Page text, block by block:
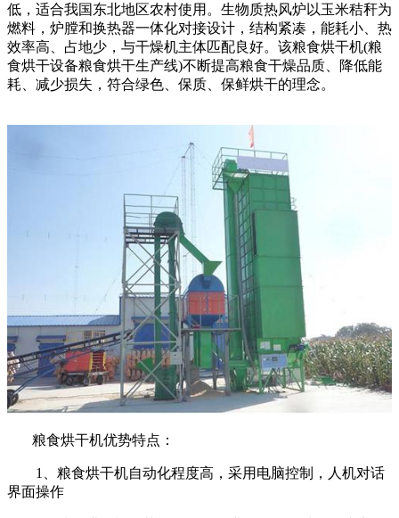
低，适合我国东北地区农村使用。生物质热风炉以玉米秸秆为
燃料，炉膛和换热器一体化对接设计，结构紧凑，能耗小、热
效率高、占地少，与干燥机主体匹配良好。该粮食烘干机(粮
食烘干设备粮食烘干生产线)不断提高粮食干燥品质、降低能
耗、减少损失，符合绿色、保质、保鲜烘干的理念。
粮食烘干机优势特点：
1、粮食烘干机自动化程度高，采用电脑控制，人机对话
界面操作